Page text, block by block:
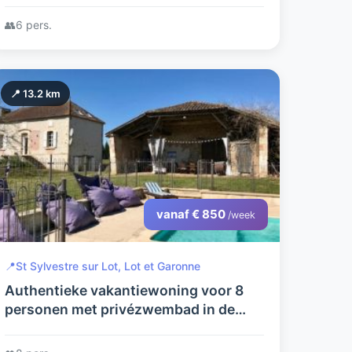
👥6 pers.
📍 13.2 km
vanaf € 850 /week
📍St Sylvestre sur Lot, Lot et Garonne
Authentieke vakantiewoning voor 8
personen met privézwembad in de